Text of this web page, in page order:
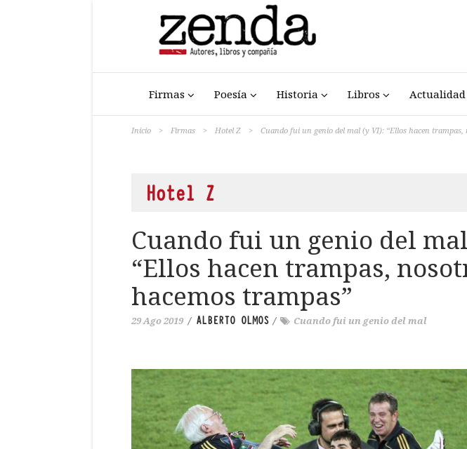
Firmas Poesía Historia Libros Actualidad
Inicio > Firmas > Hotel Z > Cuando fui un genio del mal (y VI): “Ellos hacen trampas,
Hotel Z
Cuando fui un genio del
“Ellos hacen trampas,
hacemos trampas”
29 Ago 2019 / ALBERTO OLMOS / Cuando fui un genio del mal